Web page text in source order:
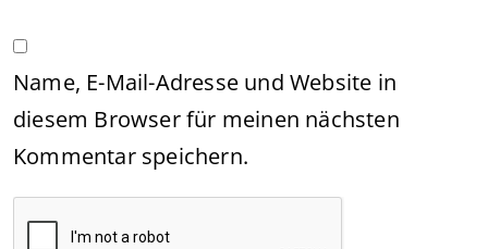
Name, E-Mail-Adresse und Website in
diesem Browser für meinen nächsten
Kommentar speichern.